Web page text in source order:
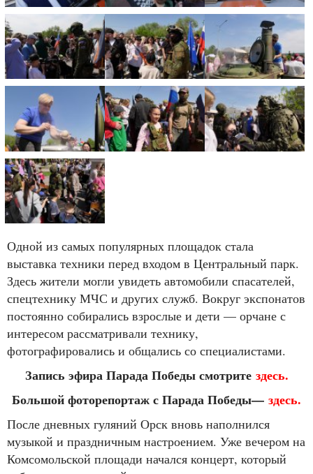
Одной из самых популярных площадок стала
выставка техники перед входом в Центральный парк.
Здесь жители могли увидеть автомобили спасателей,
спецтехнику МЧС и других служб. Вокруг экспонатов
постоянно собирались взрослые и дети — орчане с
интересом рассматривали технику,
фотографировались и общались со специалистами.
Запись эфира Парада Победы смотрите здесь.
Большой фоторепортаж с Парада Победы— здесь.
После дневных гуляний Орск вновь наполнился
музыкой и праздничным настроением. Уже вечером на
Комсомольской площади начался концерт, который